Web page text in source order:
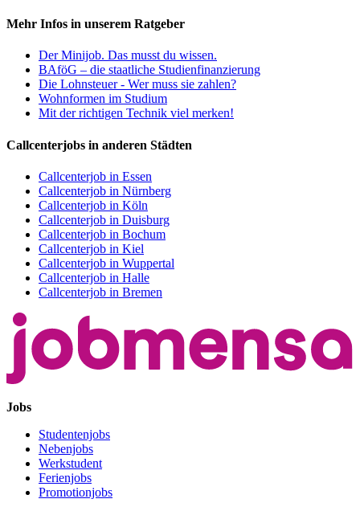
Mehr Infos in unserem Ratgeber
Der Minijob. Das musst du wissen.
BAföG – die staatliche Studienfinanzierung
Die Lohnsteuer - Wer muss sie zahlen?
Wohnformen im Studium
Mit der richtigen Technik viel merken!
Callcenterjobs in anderen Städten
Callcenterjob in Essen
Callcenterjob in Nürnberg
Callcenterjob in Köln
Callcenterjob in Duisburg
Callcenterjob in Bochum
Callcenterjob in Kiel
Callcenterjob in Wuppertal
Callcenterjob in Halle
Callcenterjob in Bremen
Jobs
Studentenjobs
Nebenjobs
Werkstudent
Ferienjobs
Promotionjobs